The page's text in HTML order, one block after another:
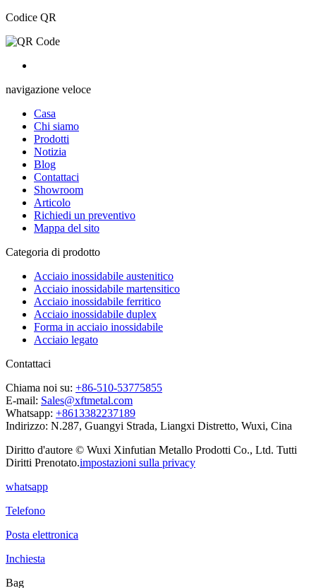
Codice QR
navigazione veloce
Casa
Chi siamo
Prodotti
Notizia
Blog
Contattaci
Showroom
Articolo
Richiedi un preventivo
Mappa del sito
Categoria di prodotto
Acciaio inossidabile austenitico
Acciaio inossidabile martensitico
Acciaio inossidabile ferritico
Acciaio inossidabile duplex
Forma in acciaio inossidabile
Acciaio legato
Contattaci
Chiama noi su: +86-510-53775855
E-mail: Sales@xftmetal.com
Whatsapp: +8613382237189
Indirizzo: N.287, Guangyi Strada, Liangxi Distretto, Wuxi, Cina
Diritto d'autore © Wuxi Xinfutian Metallo Prodotti Co., Ltd. Tutti
Diritti Prenotato.impostazioni sulla privacy
whatsapp
Telefono
Posta elettronica
Inchiesta
Bag